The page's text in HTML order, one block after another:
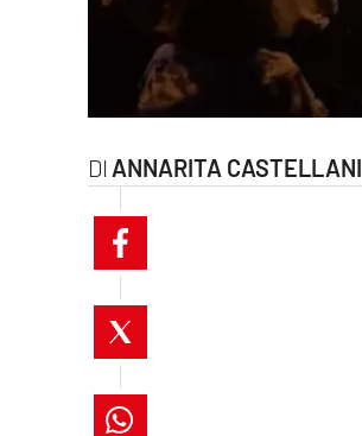
ilvibonese.it
catanzarochannel.it
lacapitalenews.it
ANNARITA CASTELLANI